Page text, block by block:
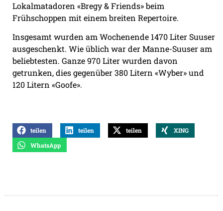
Lokalmatadoren «Bregy & Friends» beim
Frühschoppen mit einem breiten Repertoire.
Insgesamt wurden am Wochenende 1470 Liter Suuser
ausgeschenkt. Wie üblich war der Manne-Suuser am
beliebtesten. Ganze 970 Liter wurden davon
getrunken, dies gegenüber 380 Litern «Wyber» und
120 Litern «Goofe».
teilen teilen teilen
XING
WhatsApp